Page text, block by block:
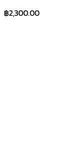
฿2,300.00